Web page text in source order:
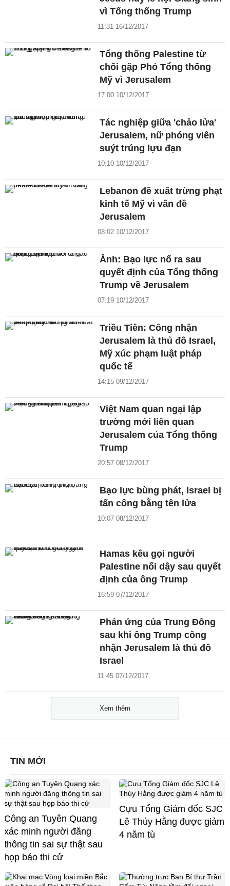
vì Tổng thống Trump
11:31 16/12/2017
Tổng thống Palestine từ
chối gặp Phó Tổng thống
Mỹ vì Jerusalem
17:00 10/12/2017
Tác nghiệp giữa 'chảo lửa'
Jerusalem, nữ phóng viên
suýt trúng lựu đạn
10:10 10/12/2017
Lebanon đề xuất trừng phạt
kinh tế Mỹ vì vấn đề
Jerusalem
08:02 10/12/2017
Ảnh: Bạo lực nổ ra sau
quyết định của Tổng thống
Trump về Jerusalem
07:19 10/12/2017
Triều Tiên: Công nhận
Jerusalem là thủ đô Israel,
Mỹ xúc phạm luật pháp
quốc tế
14:15 09/12/2017
Việt Nam quan ngại lập
trường mới liên quan
Jerusalem của Tổng thống
Trump
20:57 08/12/2017
Bạo lực bùng phát, Israel bị
tấn công bằng tên lửa
10:07 08/12/2017
Hamas kêu gọi người
Palestine nổi dậy sau quyết
định của ông Trump
16:59 07/12/2017
Phản ứng của Trung Đông
sau khi ông Trump công
nhận Jerusalem là thủ đô
Israel
11:45 07/12/2017
Xem thêm
TIN MỚI
Công an Tuyên Quang
xác minh người đăng
thông tin sai sự thật sau
họp báo thi cử
Cựu Tổng Giám đốc SJC
Lê Thúy Hằng được giảm
4 năm tù